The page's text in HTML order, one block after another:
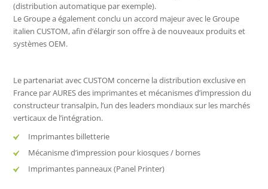
(distribution automatique par exemple).
Le Groupe a également conclu un accord majeur avec le Groupe
italien CUSTOM, afin d’élargir son offre à de nouveaux produits et
systèmes OEM.
Le partenariat avec CUSTOM concerne la distribution exclusive en
France par AURES des imprimantes et mécanismes d’impression du
constructeur transalpin, l’un des leaders mondiaux sur les marchés
verticaux de l’intégration.
Imprimantes billetterie
Mécanisme d’impression pour kiosques / bornes
Imprimantes panneaux (Panel Printer)